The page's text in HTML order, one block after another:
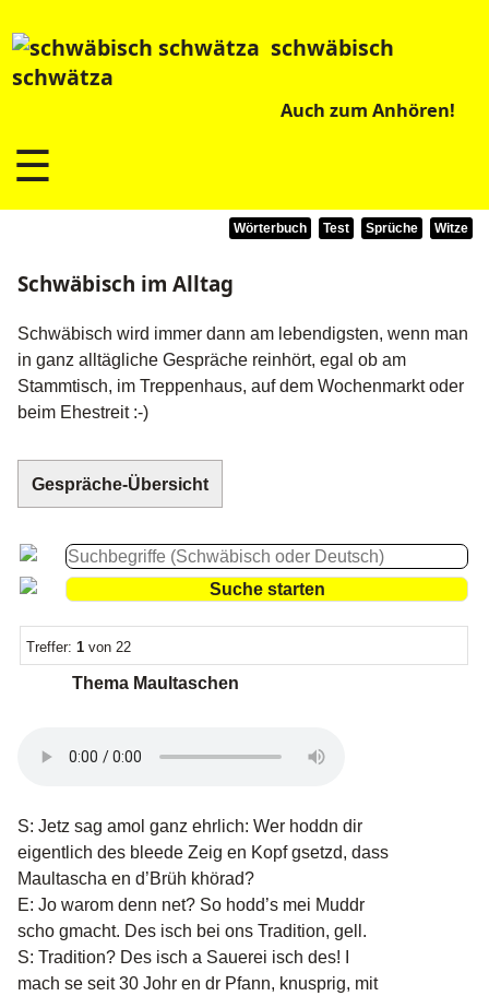
schwäbisch
schwätza
Auch zum Anhören!
☰
Wörterbuch Test Sprüche Witze
Schwäbisch im Alltag
Schwäbisch wird immer dann am lebendigsten, wenn man
in ganz alltägliche Gespräche reinhört, egal ob am
Stammtisch, im Treppenhaus, auf dem Wochenmarkt oder
beim Ehestreit :-)
Gespräche-Übersicht
Treffer: 1 von 22
Thema Maultaschen
S: Jetz sag amol ganz ehrlich: Wer hoddn dir
eigentlich des bleede Zeig en Kopf gsetzd, dass
Maultascha en d’Brüh khörad?
E: Jo warom denn net? So hodd’s mei Muddr
scho gmacht. Des isch bei ons Tradition, gell.
S: Tradition? Des isch a Sauerei isch des! I
mach se seit 30 Johr en dr Pfann, knusprig, mit